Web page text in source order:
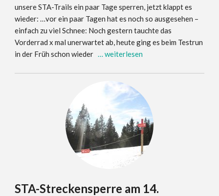
unsere STA-Trails ein paar Tage sperren, jetzt klappt es
wieder: …vor ein paar Tagen hat es noch so ausgesehen –
einfach zu viel Schnee: Noch gestern tauchte das
Vorderrad x mal unerwartet ab, heute ging es beim Testrun
in der Früh schon wieder … weiterlesen
STA-Streckensperre am 14.